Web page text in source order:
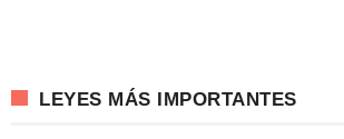
LEYES MÁS IMPORTANTES